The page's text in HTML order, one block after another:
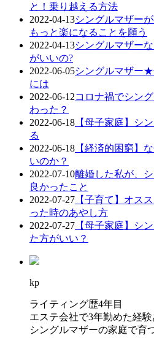
と！乗り越える方法
2022-04-13シングルマザー
もっと楽になることを願う
2022-04-13シングルマザー
がいいの?
2022-06-05シングルマザー
には
2022-06-12コロナ禍でシン
わった？
2022-06-18 【母子家庭】シ
る
2022-06-18 【経済的困窮】
いのか？
2022-07-10離婚した私が、
良かったこと
2022-07-27 【子育て】オス
った時のあやし方
2022-07-27 【母子家庭】シ
た方がいい？
kp
ライティング歴4年目
エステ会社で3年勤めた経験
シングルマザーの家庭で育